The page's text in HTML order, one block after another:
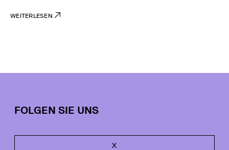
WEITERLESEN
FOLGEN SIE UNS
X